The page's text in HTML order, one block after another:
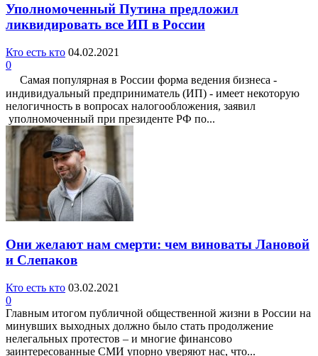
Уполномоченный Путина предложил
ликвидировать все ИП в России
Кто есть кто 04.02.2021
0
Самая популярная в России форма ведения бизнеса -
индивидуальный предприниматель (ИП) - имеет некоторую
нелогичность в вопросах налогообложения, заявил
уполномоченный при президенте РФ по...
Они желают нам смерти: чем виноваты Лановой
и Слепаков
Кто есть кто 03.02.2021
0
Главным итогом публичной общественной жизни в России на
минувших выходных должно было стать продолжение
нелегальных протестов – и многие финансово
заинтересованные СМИ упорно уверяют нас, что...